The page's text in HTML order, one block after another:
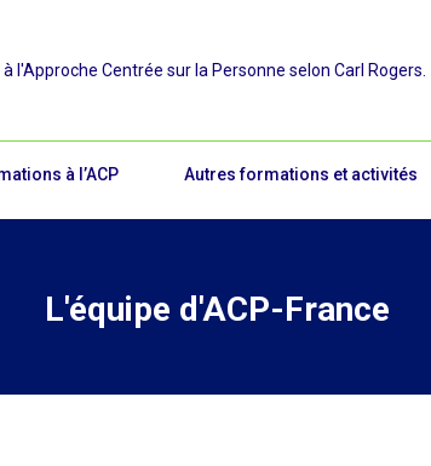
l'Approche Centrée sur la Personne selon Carl Rogers.
à l’ACP Autres formations et activités
L'équipe d'ACP-France